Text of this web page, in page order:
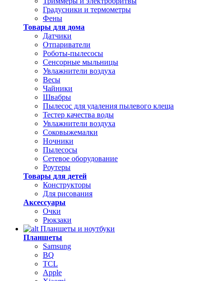
Градусники и термометры
Фены
Товары для дома
Датчики
Отпариватели
Роботы-пылесосы
Сенсорные мыльницы
Увлажнители воздуха
Весы
Чайники
Швабры
Пылесос для удаления пылевого клеща
Тестер качества воды
Увлажнители воздуха
Соковыжемалки
Ночники
Пылесосы
Сетевое оборудование
Роутеры
Товары для детей
Конструкторы
Для рисования
Аксессуары
Очки
Рюкзаки
Планшеты и ноутбуки
Планшеты
Samsung
BQ
TCL
Apple